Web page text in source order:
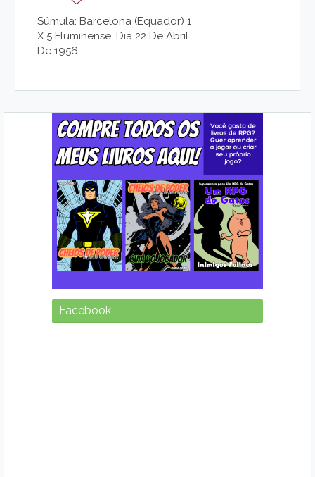
Súmula: Barcelona (Equador) 1
X 5 Fluminense. Dia 22 De Abril
De 1956
Facebook